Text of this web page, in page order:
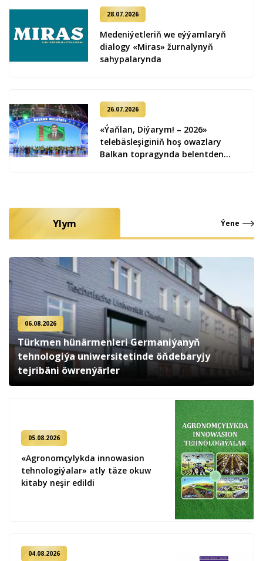
28.07.2026
Medeniýetleriň we eýýamlaryň
dialogy «Miras» žurnalynyň
sahypalarynda
26.07.2026
«Ýaňlan, Diýarym! – 2026»
telebäsleşiginiň hoş owazlary
Balkan topragynda belentden
Ylym Ýene
06.08.2026
Türkmen hünärmenleri Germaniýanyň
tehnologiýa uniwersitetinde öňdebaryjy
tejribäni öwrenýärler
05.08.2026
«Agronomçylykda innowasion
tehnologiýalar» atly täze okuw
kitaby neşir edildi
04.08.2026